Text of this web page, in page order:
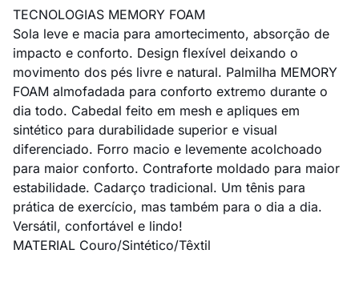
TECNOLOGIAS MEMORY FOAM
Sola leve e macia para amortecimento, absorção de
impacto e conforto. Design flexível deixando o
movimento dos pés livre e natural. Palmilha MEMORY
FOAM almofadada para conforto extremo durante o
dia todo. Cabedal feito em mesh e apliques em
sintético para durabilidade superior e visual
diferenciado. Forro macio e levemente acolchoado
para maior conforto. Contraforte moldado para maior
estabilidade. Cadarço tradicional. Um tênis para
prática de exercício, mas também para o dia a dia.
Versátil, confortável e lindo!
MATERIAL Couro/Sintético/Têxtil